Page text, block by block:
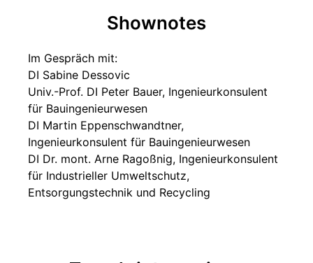
Shownotes
Im Gespräch mit:
DI Sabine Dessovic
Univ.-Prof. DI Peter Bauer, Ingenieurkonsulent
für Bauingenieurwesen
DI Martin Eppenschwandtner,
Ingenieurkonsulent für Bauingenieurwesen
DI Dr. mont. Arne Ragoßnig, Ingenieurkonsulent
für Industrieller Umweltschutz,
Entsorgungstechnik und Recycling